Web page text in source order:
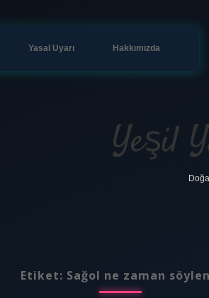
Yasal Uyarı Hakkımızda
Yeşil
Etiket: Sağol ne zaman